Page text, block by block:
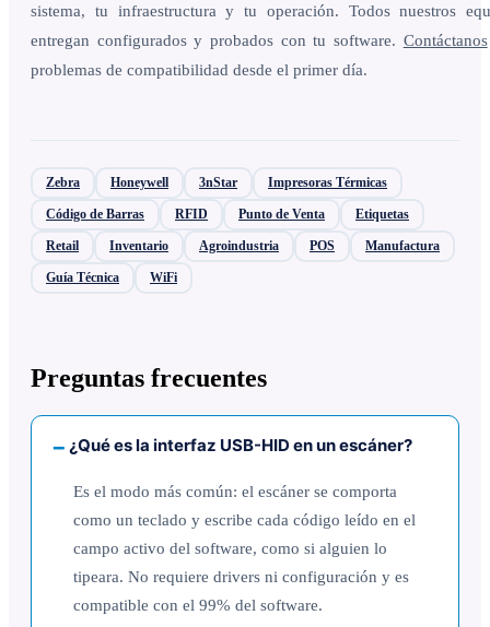
sistema, tu infraestructura y tu operación. Todos nuestros
entregan configurados y probados con tu software. Contáctanos
problemas de compatibilidad desde el primer día.
Zebra Honeywell 3nStar Impresoras Térmicas
Código de Barras RFID Punto de Venta Etiquetas
Retail Inventario Agroindustria POS Manufactura
Guía Técnica WiFi
Preguntas frecuentes
¿Qué es la interfaz USB-HID en un escáner?
Es el modo más común: el escáner se comporta
como un teclado y escribe cada código leído en el
campo activo del software, como si alguien lo
tipeara. No requiere drivers ni configuración y es
compatible con el 99% del software.